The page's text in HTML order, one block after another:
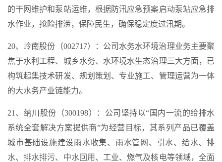
的干网维护和泵站运维，根据防汛应急预案启动泵站应急排
水作业，抢险排涝，保障民生，确保稳定度过汛期。
20、岭南股份（002717）：公司水务水环境治理业务主要聚
焦于水利工程、城乡水务、水环境水生态治理三大方面，已
构筑起集技术研发、规划策划、专业施工、管理运营为一体
的大水务产业链能力。
21、纳川股份（300198）：公司坚持以“国内一流的给排水
系统全套解决方案提供商”为经营目标，其系列产品已覆盖
城市基础设施建设雨水收集、雨水管网、引水、给水、排
水、排水排污、中水回用、工业、燃气及核电等领域，全面